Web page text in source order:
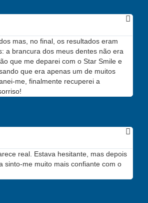
mas, no final, os resultados eram
a brancura dos meus dentes não era
que me deparei com o Star Smile e
que era apenas um de muitos
me, finalmente recuperei a
real. Estava hesitante, mas depois
sinto-me muito mais confiante com o